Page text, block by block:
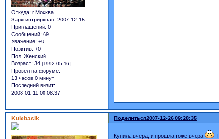
Откуда: г.Москва
Зарегистрирован: 2007-12-15
Приглашений: 0
Сообщений: 69
Уважение: +0
Позитив: +0
Пол: Женский
Возраст: 34 [1992-05-16]
Провел на форуме:
13 часов 0 минут
Последний визит:
2008-01-11 00:08:37
Поделиться2007-12-26 09:28:35
Kulebasik
Купила вчера, и прошла тоже вчера